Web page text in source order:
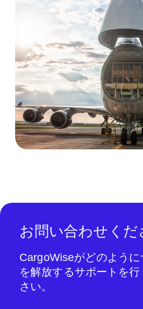
お問い合わせくだ
CargoWiseがどのよう
を解放するサポートを
さい。